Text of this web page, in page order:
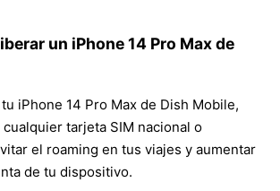
un iPhone 14 Pro Max de
iPhone 14 Pro Max de Dish Mobile,
tarjeta SIM nacional o
el roaming en tus viajes y aumentar
de tu dispositivo.